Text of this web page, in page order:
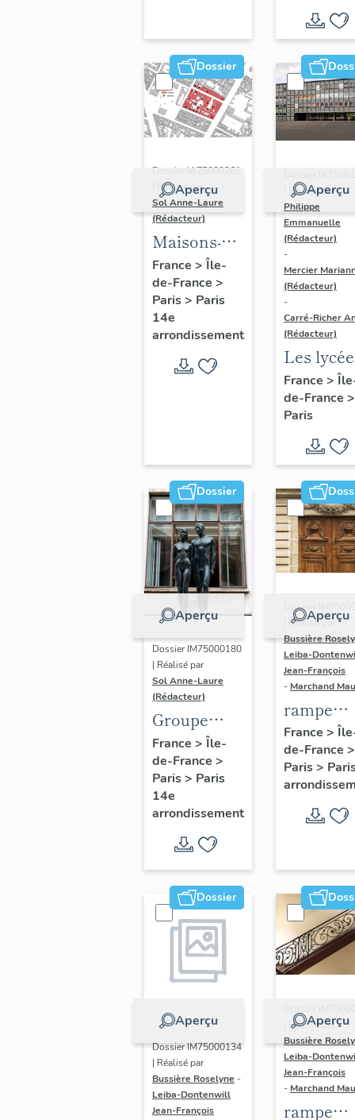
Dossier
Aperçu
Dossier IA75000261
| Réalisé par
Sol Anne-Laure
(Rédacteur)
Maisons-
immeubles
France > Île-
de-France >
Paris> Paris
14e
arrondissement
Aperçu
| Réalisé par
Philippe
Emmanuelle
(Rédacteur)
-
Mercier
(Rédacteur)
-
Carré-Richer
(Rédacteur)
Les
Jean-
Dondel
Roger
Dhuit
France >
de-France >
Paris
Dossier
Aperçu
Dossier IM75000180
| Réalisé par
Sol Anne-Laure
(Rédacteur)
Groupe
sculpté :
Les
Adolescents
France > Île-
de-France >
Paris> Paris
14e
arrondissement
Aperçu
Dossier
| Réalisé par
Bussière
Leiba-
Jean-François
- Marchand
rampe
d'appui,
escalier
l' hôtel
(non
France >
de-France >
Paris>
Dossier
Aperçu
Dossier IM75000134
| Réalisé par
Bussière Roselyne -
Leiba-Dontenwill
Jean-François
Aperçu
| Réalisé par
Bussière
Leiba-
Jean-François
- Marchand
rampe